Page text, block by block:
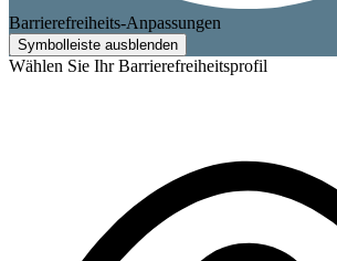
Barrierefreiheits-Anpassungen
Symbolleiste ausblenden
Wählen Sie Ihr Barrierefreiheitsprofil